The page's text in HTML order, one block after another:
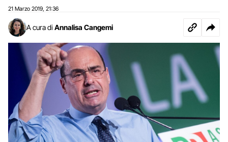
21 Marzo 2019 21:36
A cura di Annalisa Cangemi